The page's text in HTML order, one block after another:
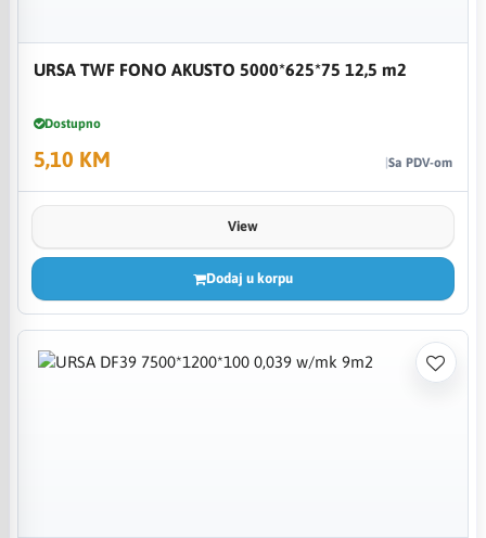
URSA TWF FONO AKUSTO 5000*625*75 12,5 m2
Dostupno
5,10 KM Sa PDV-om
View
Dodaj u korpu